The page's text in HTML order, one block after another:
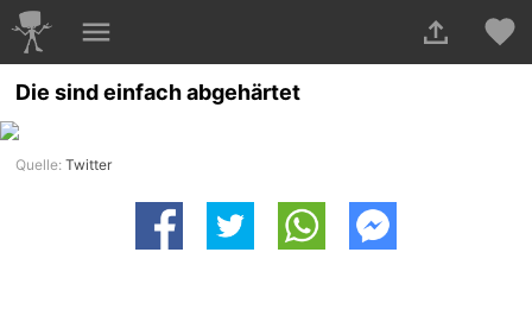
Die sind einfach abgehärtet
Quelle:Twitter